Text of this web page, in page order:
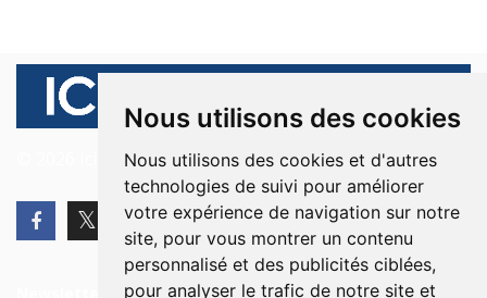
Nous utilisons des cookies
Nous utilisons des cookies et d'autres
technologies de suivi pour améliorer
votre expérience de navigation sur notre
site, pour vous montrer un contenu
personnalisé et des publicités ciblées,
pour analyser le trafic de notre site et
© 2026 Ici Beyrouth. Tous les droits sont réservés.